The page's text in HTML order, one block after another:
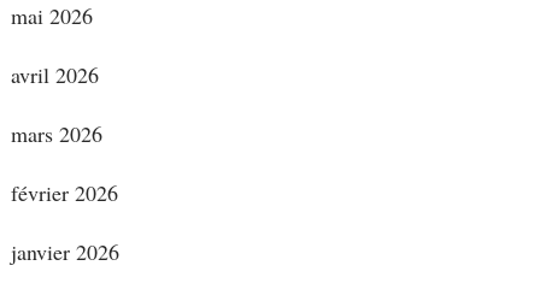
mai 2026
avril 2026
mars 2026
février 2026
janvier 2026